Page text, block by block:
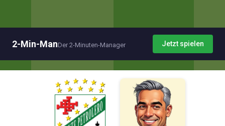
2-Min-ManDer 2-Minuten-Manager Jetzt spielen